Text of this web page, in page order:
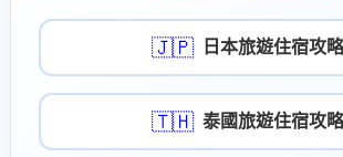
🇯🇵 日本旅遊住宿攻略
🇹🇭 泰國旅遊住宿攻略